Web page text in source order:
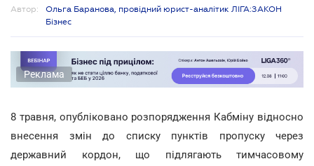
Автор:
Ольга Баранова, провідний юрист-аналітик ЛІГА:ЗАКОН
Бізнес
Реклама
8 травня, опубліковано розпорядження Кабміну відносно
внесення змін до списку пунктів пропуску через
державний кордон, що підлягають тимчасовому